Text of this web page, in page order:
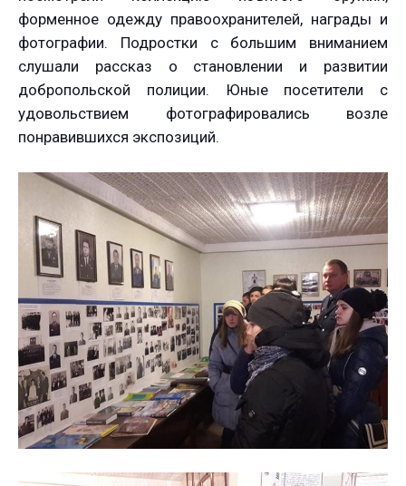
форменное одежду правоохранителей, награды и
фотографии. Подростки с большим вниманием
слушали рассказ о становлении и развитии
добропольской полиции. Юные посетители с
удовольствием фотографировались возле
понравившихся экспозиций.